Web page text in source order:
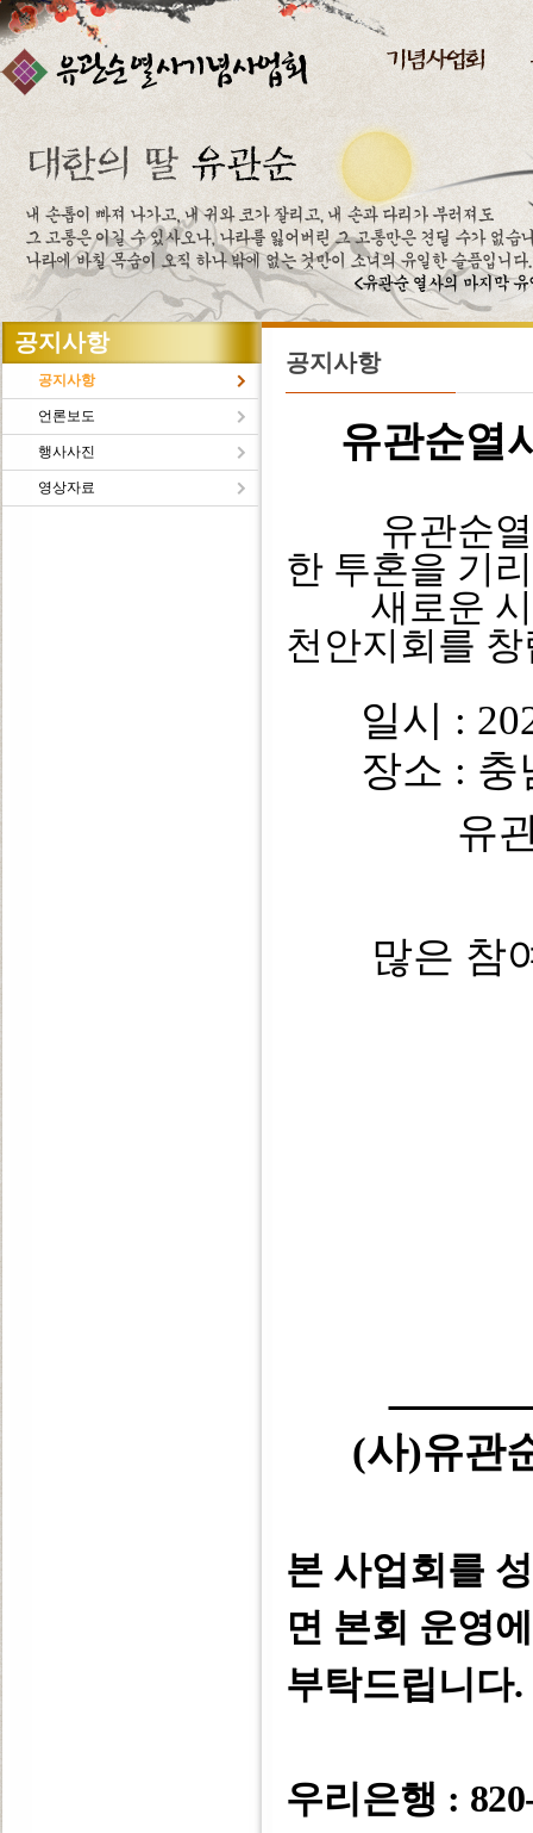
주메뉴바로가기
본문바로가기
공지사항
공지사항
언론보도
행사사진
영상자료
공지사항
유관순열
유관순열사
한 투혼을 기
새로운 시
천안지회를
일시 :
장소 : 충
유
많은 참여
(사)유관
본 사업회를
면 본회 운영
부탁드립니다.
우리은행 :